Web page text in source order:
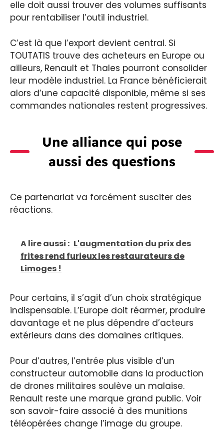
elle doit aussi trouver des volumes suffisants
pour rentabiliser l’outil industriel.
C’est là que l’export devient central. Si
TOUTATIS trouve des acheteurs en Europe ou
ailleurs, Renault et Thales pourront consolider
leur modèle industriel. La France bénéficierait
alors d’une capacité disponible, même si ses
commandes nationales restent progressives.
Une alliance qui pose
aussi des questions
Ce partenariat va forcément susciter des
réactions.
A lire aussi : L'augmentation du prix des
frites rend furieux les restaurateurs de
Limoges !
Pour certains, il s’agit d’un choix stratégique
indispensable. L’Europe doit réarmer, produire
davantage et ne plus dépendre d’acteurs
extérieurs dans des domaines critiques.
Pour d’autres, l’entrée plus visible d’un
constructeur automobile dans la production
de drones militaires soulève un malaise.
Renault reste une marque grand public. Voir
son savoir-faire associé à des munitions
téléopérées change l’image du groupe.